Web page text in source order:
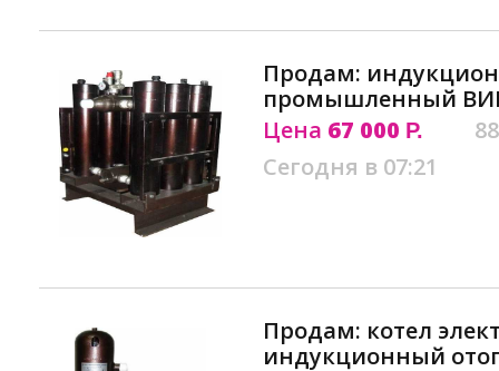
Продам:
промышленный
Цена 67 000 Р.
Сегодня в 07:21
Продам: котел
индукционный